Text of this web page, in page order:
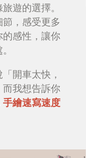
遊的選擇。
，感受更多
感性，讓你
開車太快，
而我想告訴你
繪速寫速度